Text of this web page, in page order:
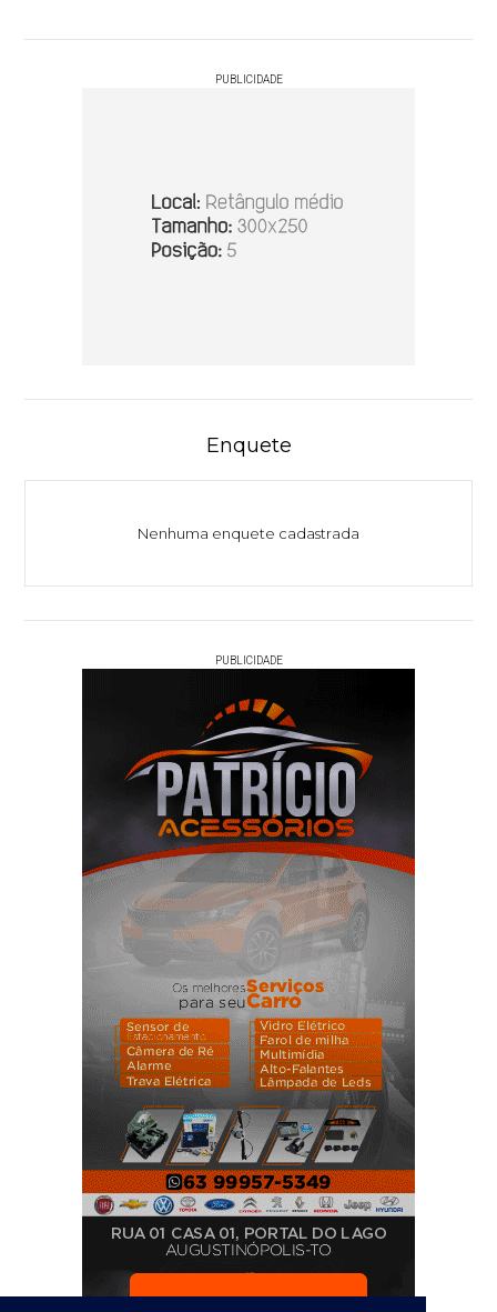
PUBLICIDADE
Enquete
Nenhuma enquete cadastrada
PUBLICIDADE